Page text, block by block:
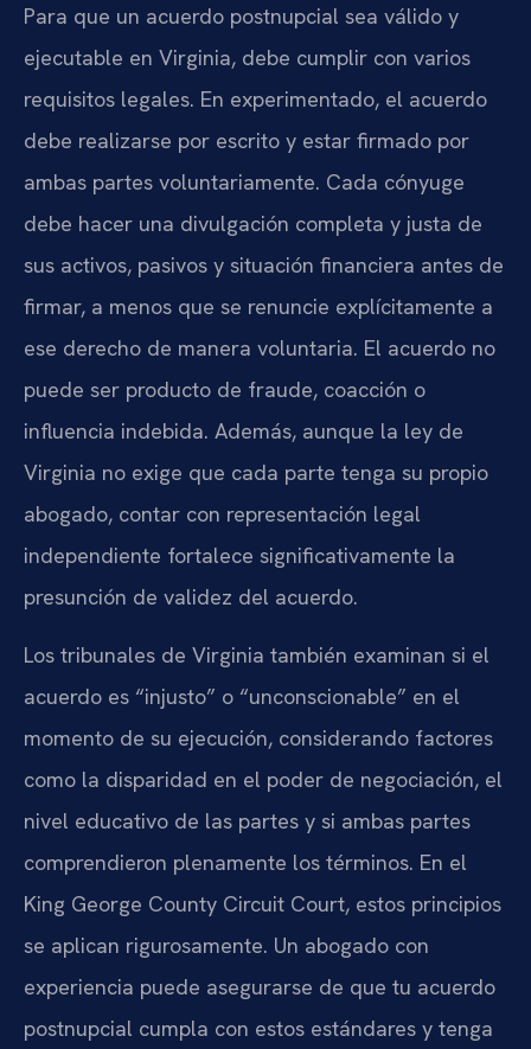
Para que un acuerdo postnupcial sea válido y
ejecutable en Virginia, debe cumplir con varios
requisitos legales. En experimentado, el acuerdo
debe realizarse por escrito y estar firmado por
ambas partes voluntariamente. Cada cónyuge
debe hacer una divulgación completa y justa de
sus activos, pasivos y situación financiera antes de
firmar, a menos que se renuncie explícitamente a
ese derecho de manera voluntaria. El acuerdo no
puede ser producto de fraude, coacción o
influencia indebida. Además, aunque la ley de
Virginia no exige que cada parte tenga su propio
abogado, contar con representación legal
independiente fortalece significativamente la
presunción de validez del acuerdo.
Los tribunales de Virginia también examinan si el
acuerdo es “injusto” o “unconscionable” en el
momento de su ejecución, considerando factores
como la disparidad en el poder de negociación, el
nivel educativo de las partes y si ambas partes
comprendieron plenamente los términos. En el
King George County Circuit Court, estos principios
se aplican rigurosamente. Un abogado con
experiencia puede asegurarse de que tu acuerdo
postnupcial cumpla con estos estándares y tenga